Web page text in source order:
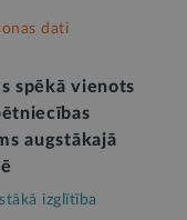
dati
spēkā vienots
augstākajā
izglītība